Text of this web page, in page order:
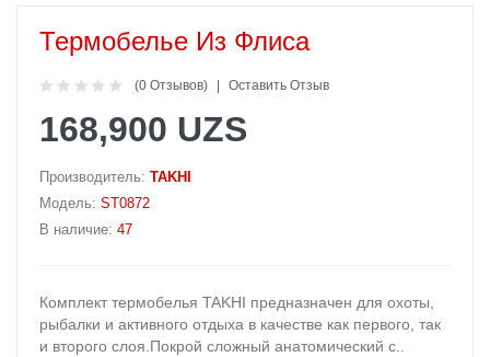
Термобелье Из Флиса
(0 Отзывов) Оставить Отзыв
168,900 UZS
Производитель: TAKHI
Модель: ST0872
В наличие: 47
Комплект термобелья TAKHI предназначен для охоты,
рыбалки и активного отдыха в качестве как первого, так
и второго слоя.Покрой сложный анатомический с..